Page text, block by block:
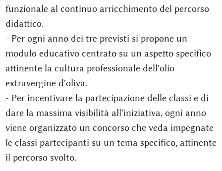
funzionale al continuo arricchimento del percorso
didattico.
- Per ogni anno dei tre previsti si propone un
modulo educativo centrato su un aspetto specifico
attinente la cultura professionale dell'olio
extravergine d'oliva.
- Per incentivare la partecipazione delle classi e di
dare la massima visibilità all'iniziativa, ogni anno
viene organizzato un concorso che veda impegnate
le classi partecipanti su un tema specifico, attinente
il percorso svolto.